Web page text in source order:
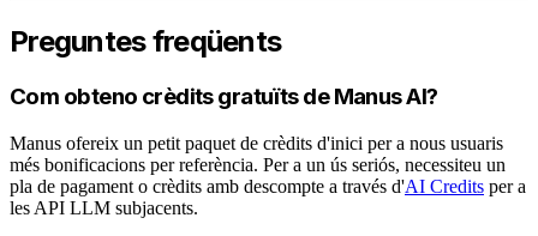
Preguntes freqüents
Com obteno crèdits gratuïts de Manus AI?
Manus ofereix un petit paquet de crèdits d'inici per a nous usuaris
més bonificacions per referència. Per a un ús seriós, necessiteu un
pla de pagament o crèdits amb descompte a través d'AI Credits per a
les API LLM subjacents.